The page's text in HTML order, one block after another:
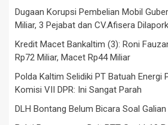
Dugaan Korupsi Pembelian Mobil
Miliar, 3 Pejabat dan CV.Afisera
Kredit Macet Bankaltim (3): Roni
Rp72 Miliar, Macet Rp44 Miliar
Polda Kaltim Selidiki PT Batuah Energi
Komisi VII DPR: Ini Sangat Parah
DLH Bontang Belum Bicara Soal Galian